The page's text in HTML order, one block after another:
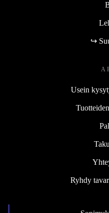
↪
Usein
Ryhdy